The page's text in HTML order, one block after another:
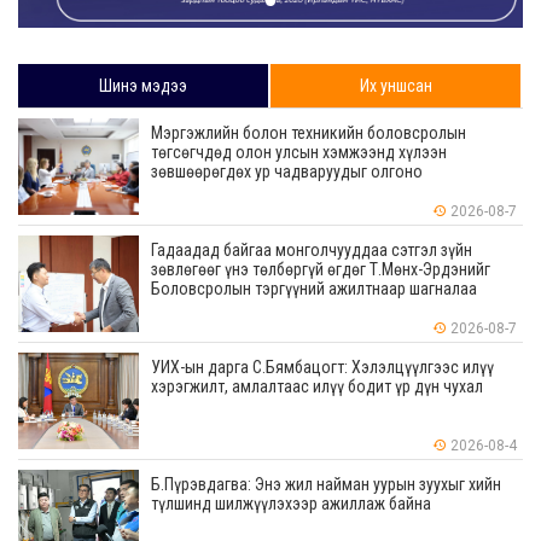
Шинэ мэдээ Их уншсан
Мэргэжлийн болон техникийн боловсролын
төгсөгчдөд олон улсын хэмжээнд хүлээн
зөвшөөрөгдөх ур чадваруудыг олгоно
2026-08-7
Гадаадад байгаа монголчууддаа сэтгэл зүйн
зөвлөгөөг үнэ төлбөргүй өгдөг Т.Мөнх-Эрдэнийг
Боловсролын тэргүүний ажилтнаар шагналаа
2026-08-7
УИХ-ын дарга С.Бямбацогт: Хэлэлцүүлгээс илүү
хэрэгжилт, амлалтаас илүү бодит үр дүн чухал
2026-08-4
Б.Пүрэвдагва: Энэ жил найман уурын зуухыг хийн
түлшинд шилжүүлэхээр ажиллаж байна